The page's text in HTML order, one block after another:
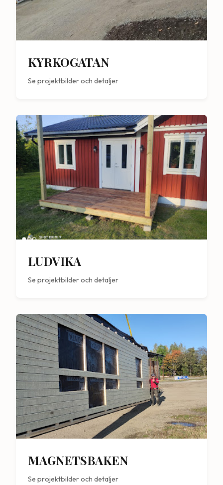
KYRKOGATAN
Se projektbilder och detaljer
LUDVIKA
Se projektbilder och detaljer
MAGNETSBAKEN
Se projektbilder och detaljer